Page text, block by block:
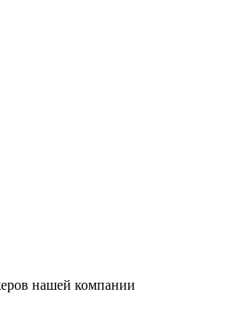
нашей компании